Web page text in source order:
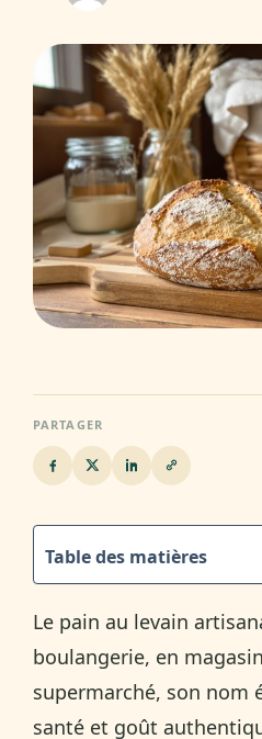
PARTAGER
Table des matières
Le pain au levain
boulangerie, en
supermarché, son nom
santé et goût